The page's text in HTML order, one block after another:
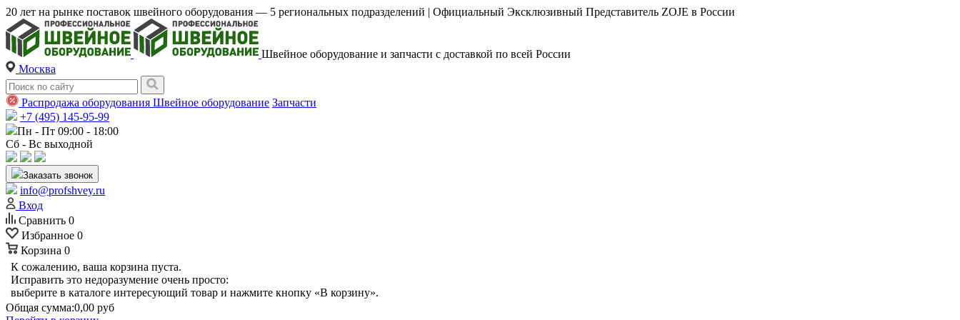
20 лет на рынке поставок швейного оборудования — 5 региональных подразделений | Официальный Эксклюзивный Представитель ZOJE в России
Швейное оборудование и запчасти с доставкой по всей России
Москва
Распродажа оборудования Швейное оборудование Запчасти
+7 (495) 145-95-99
Пн - Пт 09:00 - 18:00
Сб - Вс выходной
Заказать звонок
info@profshvey.ru
Вход
Сравнить 0
Избранное 0
Корзина 0
К сожалению, ваша корзина пуста.
Исправить это недоразумение очень просто:
выберите в каталоге интересующий товар и нажмите кнопку «В корзину».
Общая сумма:0,00 руб